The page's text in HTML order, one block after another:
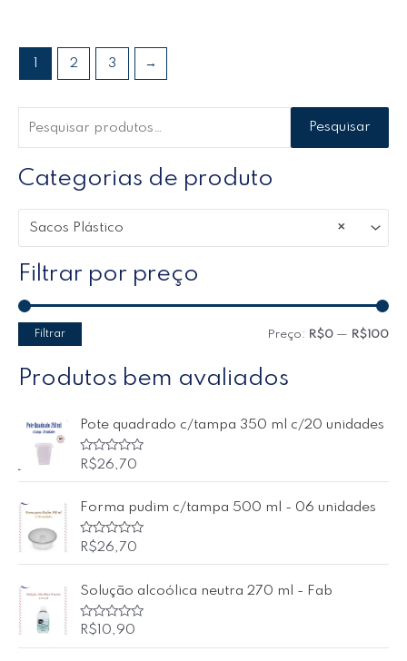
1 2 3 →
Pesquisar
Categorias de produto
×
Sacos Plástico
Filtrar por preço
Filtrar Preço: R$0 — R$100
Produtos bem avaliados
Pote quadrado c/tampa 350 ml c/20 unidades
A
a
i
a
ç
ã
0
e
5
R$26,70
Forma pudim c/tampa 500 ml - 06 unidades
A
i
a
ç
ã
0
R$26,70
Solução alcoólica neutra 270 ml - Fab
A
a
R$10,90